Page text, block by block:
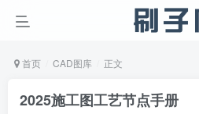
首页 CAD图库 正文
2025施工图工艺节点手册